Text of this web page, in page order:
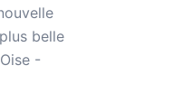
belle
-